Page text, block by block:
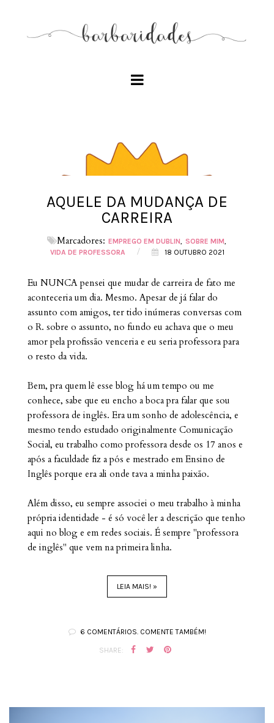
AQUELE DA MUDANÇA DE
CARREIRA
Marcadores: EMPREGO EM DUBLIN
SOBRE MIM
VIDA DE PROFESSORA
/ 18 OUTUBRO 2021
Eu NUNCA pensei que mudar de carreira de fato me
aconteceria um dia. Mesmo. Apesar de já falar do
assunto com amigos, ter tido inúmeras conversas com
o R. sobre o assunto, no fundo eu achava que o meu
amor pela profissão venceria e eu seria professora para
o resto da vida.
Bem, pra quem lê esse blog há um tempo ou me
conhece, sabe que eu encho a boca pra falar que sou
professora de inglês. Era um sonho de adolescência, e
mesmo tendo estudado originalmente Comunicação
Social, eu trabalho como professora desde os 17 anos e
após a faculdade fiz a pós e mestrado em Ensino de
Inglês porque era ali onde tava a minha paixão.
Além disso, eu sempre associei o meu trabalho à minha
própria identidade - é só você ler a descrição que tenho
aqui no blog e em redes sociais. É sempre "professora
de inglês" que vem na primeira linha.
LEIA MAIS! »
6 COMENTÁRIOS. COMENTE TAMBÉM!
SHARE: